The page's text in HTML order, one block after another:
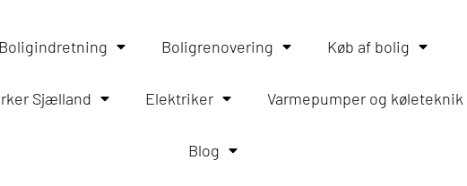
Boligindretning Boligrenovering Køb af bolig
Sjælland Elektriker Varmepumper og køleteknik
Blog